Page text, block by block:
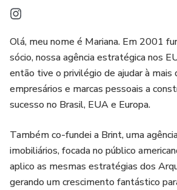
marca única que a diferencie da
Conexões Emocionais Fortes: Crie uma
emocionalmente com o público,
confiança a longo prazo.
Flexibilidade e Personalização: Com
editáveis, adapte o manual às
sua marca.
Olá, meu nome é Mariana. Em 2001
sócio, nossa agência estratégica nos
então tive o privilégio de ajudar à
empresários e marcas pessoais a
sucesso no Brasil, EUA e Europa.
Também co-fundei a Brint, uma
imobiliários, focada no público
aplico as mesmas estratégias dos
gerando um crescimento fantástico